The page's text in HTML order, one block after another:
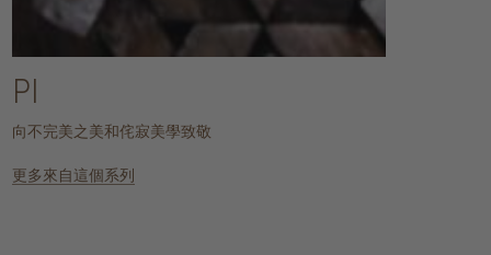
PI
向不完美之美和侘寂美學致敬
更多來自這個系列